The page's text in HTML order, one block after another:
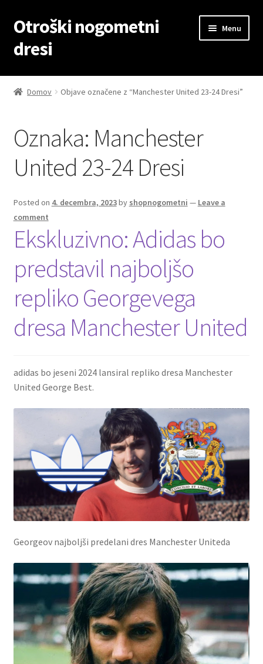
Skip
to
navigation
Skip
to
content
Otroški nogometni
dresi
Menu
Domov
Kontaktiraj nas
Košarica
Moj račun
Trgovina
Zaključek nakupa
Domov Objave označene z “Manchester United 23-24 Dresi”
Oznaka: Manchester
United 23-24 Dresi
Posted on 4. decembra, 2023by shopnogometni — Leave a
comment
Ekskluzivno: Adidas bo
predstavil najboljšo
repliko Georgevega
dresa Manchester United
adidas bo jeseni 2024 lansiral repliko dresa Manchester
United George Best.
Georgeov najboljši predelani dres Manchester Uniteda